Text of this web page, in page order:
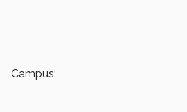
Campus: